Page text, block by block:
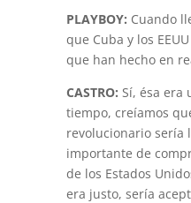
PLAYBOY: Cuando
que Cuba y los
que han hecho en
CASTRO: Sí, ésa era
tiempo, creíamos
revolucionario sería
importante de
de los Estados
era justo, sería